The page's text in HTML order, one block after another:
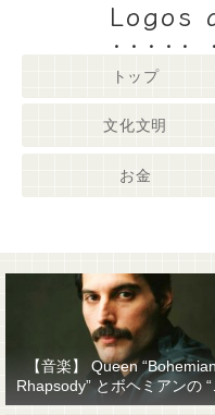
Logos
トップ
文化文明
お金
【音楽】 Queen “Bohemian
Rhapsody” とボヘミアンの “
人事感”